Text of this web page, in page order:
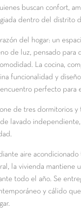
buscan confort,
dentro del distrito
del hogar: un
de luz, pensado para
La cocina,
funcionalidad y
perfecto para
de tres dormitorios y
lavado
aire
la vivienda mantiene
todo el año. Se
y cálido